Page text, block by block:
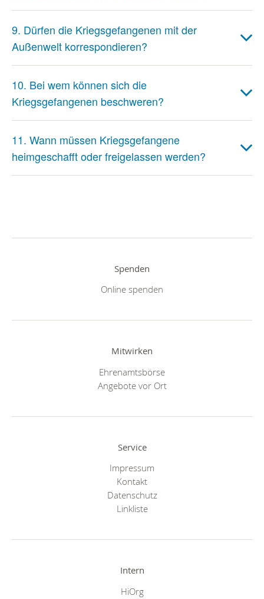
9. Dürfen die Kriegsgefangenen mit der
Außenwelt korrespondieren?
10. Bei wem können sich die
Kriegsgefangenen beschweren?
11. Wann müssen Kriegsgefangene
heimgeschafft oder freigelassen werden?
Spenden
Online spenden
Mitwirken
Ehrenamtsbörse
Angebote vor Ort
Service
Impressum
Kontakt
Datenschutz
Linkliste
Intern
HiOrg